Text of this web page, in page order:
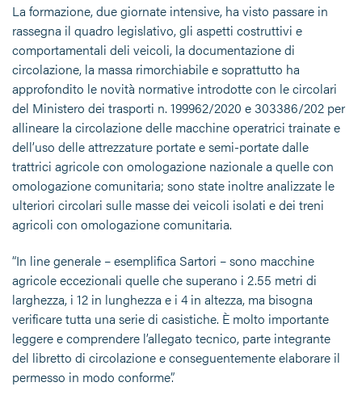
La formazione, due giornate intensive, ha visto passare in
rassegna il quadro legislativo, gli aspetti costruttivi e
comportamentali deli veicoli, la documentazione di
circolazione, la massa rimorchiabile e soprattutto ha
approfondito le novità normative introdotte con le circolari
del Ministero dei trasporti n. 199962/2020 e 303386/202 per
allineare la circolazione delle macchine operatrici trainate e
dell’uso delle attrezzature portate e semi-portate dalle
trattrici agricole con omologazione nazionale a quelle con
omologazione comunitaria; sono state inoltre analizzate le
ulteriori circolari sulle masse dei veicoli isolati e dei treni
agricoli con omologazione comunitaria.
“In line generale – esemplifica Sartori – sono macchine
agricole eccezionali quelle che superano i 2.55 metri di
larghezza, i 12 in lunghezza e i 4 in altezza, ma bisogna
verificare tutta una serie di casistiche. È molto importante
leggere e comprendere l’allegato tecnico, parte integrante
del libretto di circolazione e conseguentemente elaborare il
permesso in modo conforme”.